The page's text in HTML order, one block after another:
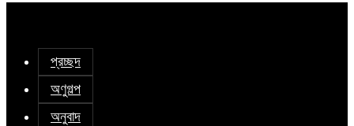
প্রচ্ছদ
অণুগল্প
অনুবাদ